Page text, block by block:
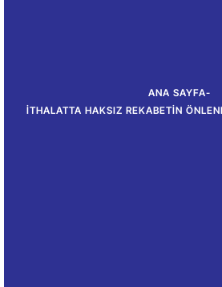
ANA SAYFA-
İTHALATTA HAKSIZ REKABETIN